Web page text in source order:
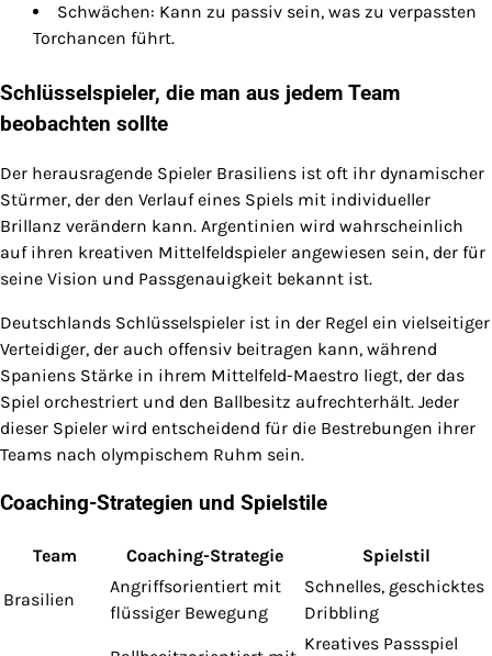
Schwächen: Kann zu passiv sein, was zu verpassten
Torchancen führt.
Schlüsselspieler, die man aus jedem Team
beobachten sollte
Der herausragende Spieler Brasiliens ist oft ihr dynamischer
Stürmer, der den Verlauf eines Spiels mit individueller
Brillanz verändern kann. Argentinien wird wahrscheinlich
auf ihren kreativen Mittelfeldspieler angewiesen sein, der für
seine Vision und Passgenauigkeit bekannt ist.
Deutschlands Schlüsselspieler ist in der Regel ein vielseitiger
Verteidiger, der auch offensiv beitragen kann, während
Spaniens Stärke in ihrem Mittelfeld-Maestro liegt, der das
Spiel orchestriert und den Ballbesitz aufrechterhält. Jeder
dieser Spieler wird entscheidend für die Bestrebungen ihrer
Teams nach olympischem Ruhm sein.
Coaching-Strategien und Spielstile
Team Coaching-Strategie Spielstil
Brasilien
Angriffsorientiert mit
flüssiger Bewegung
Schnelles, geschicktes
Dribbling
Kreatives Passspiel